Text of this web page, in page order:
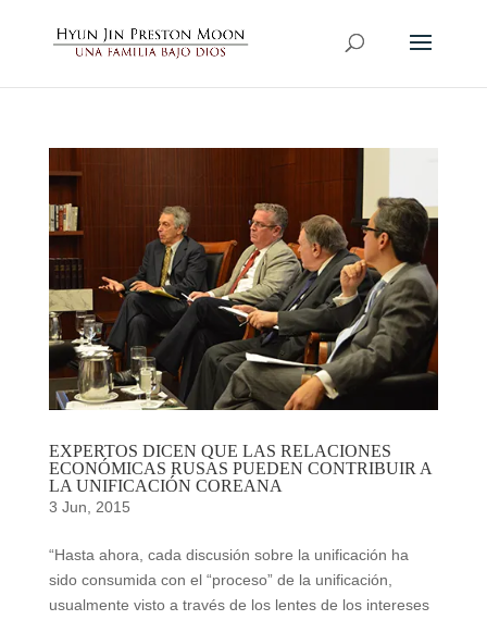
EXPERTOS DICEN QUE LAS RELACIONES
ECONÓMICAS RUSAS PUEDEN CONTRIBUIR A
LA UNIFICACIÓN COREANA
3 Jun, 2015
“Hasta ahora, cada discusión sobre la unificación ha
sido consumida con el “proceso” de la unificación,
usualmente visto a través de los lentes de los intereses